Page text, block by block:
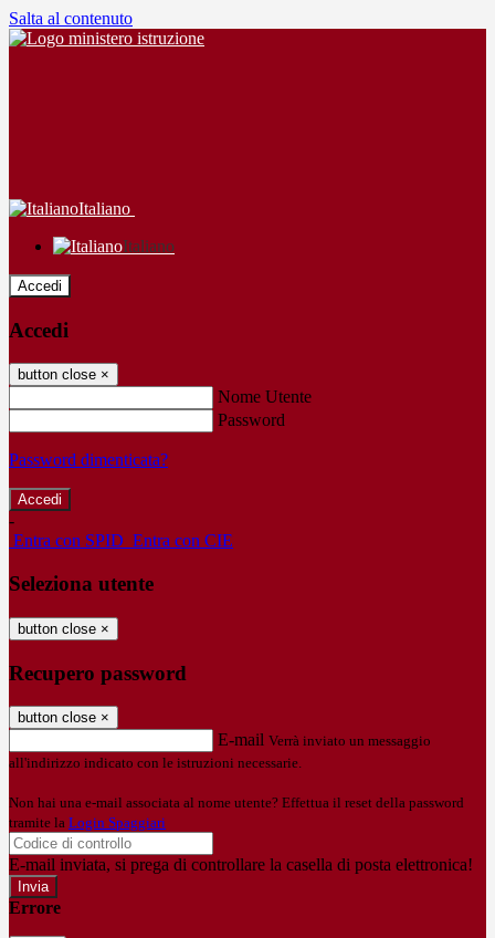
Salta al contenuto
Italiano
Italiano
Accedi
Accedi
button close ×
Nome Utente
Password
Password dimenticata?
-
Entra con SPID Entra con CIE
Seleziona utente
button close ×
Recupero password
button close ×
E-mail Verrà inviato un messaggio
all'indirizzo indicato con le istruzioni necessarie.
Non hai una e-mail associata al nome utente? Effettua il reset della password
tramite la Login Spaggiari
E-mail inviata, si prega di controllare la casella di posta elettronica!
Errore